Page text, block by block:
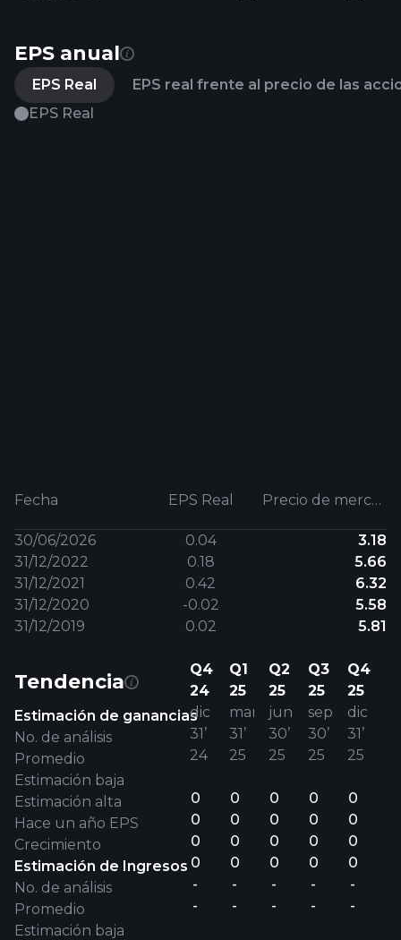
EPS anual
EPS Real
EPS real frente al precio de las
EPS Real
Fecha EPS Real Precio de mercado
30/06/2026 0.04
3.18
31/12/2022
0.18
5.66
31/12/2021
0.42
6.32
31/12/2020
-0.02
5.58
31/12/2019
0.02 5.81
Tendencia
Estimación de ganancias
No. de análisis
Promedio
Estimación baja
Estimación alta
Hace un año EPS
Crecimiento
Estimación de Ingresos
No. de análisis
Promedio
Estimación baja
Q4
24
dic
31’
24
0
0
0
0
-
-
Q1
25
mar
31’
25
0
0
0
0
-
-
Q2
25
jun
30’
25
0
0
0
0
-
-
Q3
25
sep
30’
25
0
0
0
0
-
-
Q4
25
dic
31’
25
0
0
0
0
-
-